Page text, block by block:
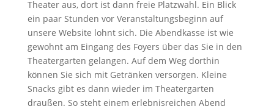
Theater aus, dort ist dann freie Platzwahl. Ein Blick
ein paar Stunden vor Veranstaltungsbeginn auf
unsere Website lohnt sich. Die Abendkasse ist wie
gewohnt am Eingang des Foyers über das Sie in den
Theatergarten gelangen. Auf dem Weg dorthin
können Sie sich mit Getränken versorgen. Kleine
Snacks gibt es dann wieder im Theatergarten
draußen. So steht einem erlebnisreichen Abend